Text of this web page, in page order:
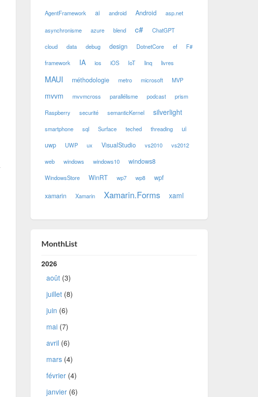
AgentFramework ai android Android asp.net
asynchronisme azure blend c# ChatGPT
cloud data debug design DotnetCore ef F#
framework IA ios iOS IoT linq livres
MAUI méthodologie metro microsoft MVP
mvvm mvvmcross parallélisme podcast prism
Raspberry securité semanticKernel silverlight
smartphone sql Surface teched threading
ui
uwp
UWP ux VisualStudio vs2010 vs2012
web windows windows10 windows8
WindowsStore WinRT wp7 wp8 wpf
xamarin Xamarin Xamarin.Forms xaml
MonthList
2026
août(3)
juillet(8)
juin (6)
mai(7)
avril (6)
mars(4)
février(4)
janvier(6)